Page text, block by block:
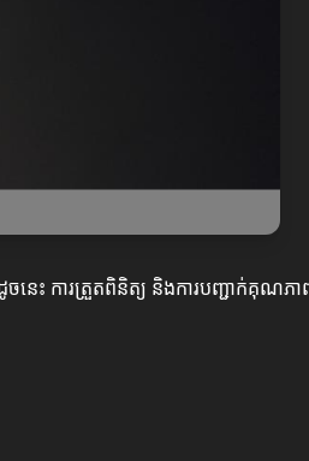
ការត្រួតពិនិត្យ និងការបញ្ជាក់គុណភាព